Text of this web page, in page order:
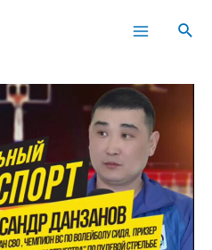
Main